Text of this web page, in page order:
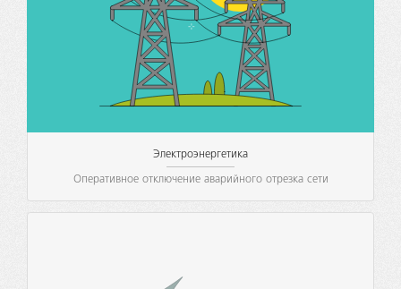
Электроэнергетика
Оперативное отключение аварийного отрезка сети